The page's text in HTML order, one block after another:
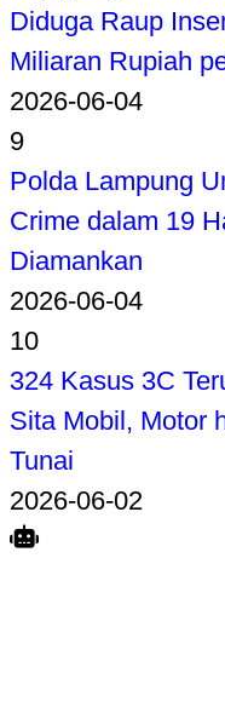
Diduga Raup
Miliaran Rupiah
2026-06-04
9
Polda Lampung
Crime dalam 19
Diamankan
2026-06-04
10
324 Kasus 3C
Sita Mobil, Motor
Tunai
2026-06-02